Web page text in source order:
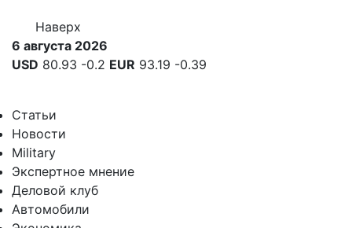
Наверх
6 августа 2026
USD 80.93 -0.2 EUR 93.19 -0.39
Статьи
Новости
Military
Экспертное мнение
Деловой клуб
Автомобили